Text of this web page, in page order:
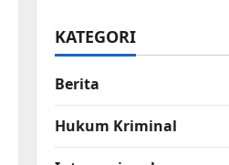
KATEGORI
Berita
Hukum Kriminal